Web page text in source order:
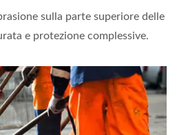
sulla parte superiore delle
e protezione complessive.